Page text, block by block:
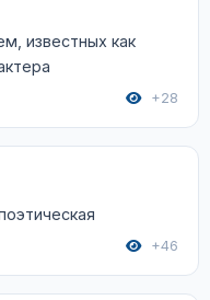
известных как
+28
+46